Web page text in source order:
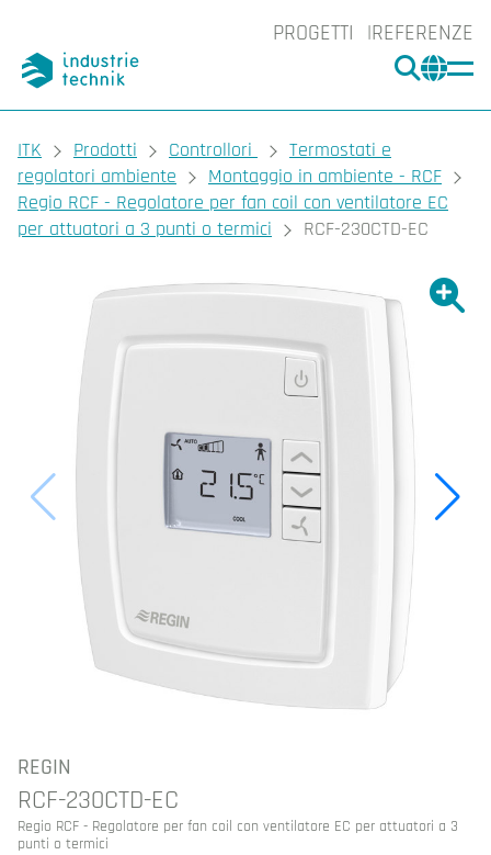
PROGETTI REFERENZE
CERCA
You are here:
ITK Prodotti Controllori
Termostati e
regolatori ambiente
Montaggio in ambiente - RCF
Regio RCF - Regolatore per fan coil con ventilatore EC
per attuatori a 3 punti o termici
RCF-230CTD-EC
REGIN
RCF-230CTD-EC
Regio RCF - Regolatore per fan coil con ventilatore EC per attuatori a 3
punti o termici